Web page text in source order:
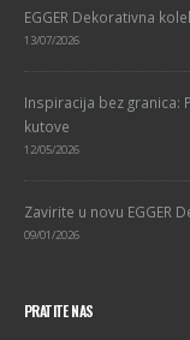
EGGER Dekorativna
13/07/2026
Inspiracija bez granica:
kutove
12/05/2026
Zavirite u novu EGGER
09/01/2026
PRATITE NAS